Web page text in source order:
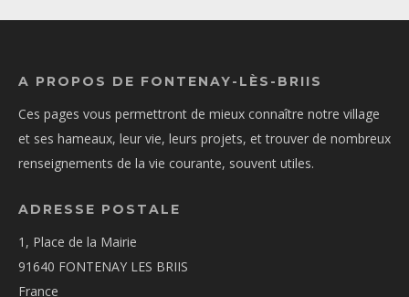
A PROPOS DE FONTENAY-LÈS-BRIIS
Ces pages vous permettront de mieux connaître notre village
et ses hameaux, leur vie, leurs projets, et trouver de nombreux
renseignements de la vie courante, souvent utiles.
ADRESSE POSTALE
1, Place de la Mairie
91640 FONTENAY LES BRIIS
France